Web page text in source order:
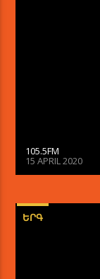
105.5FM
15 APRIL 2020
ԵՐԳ